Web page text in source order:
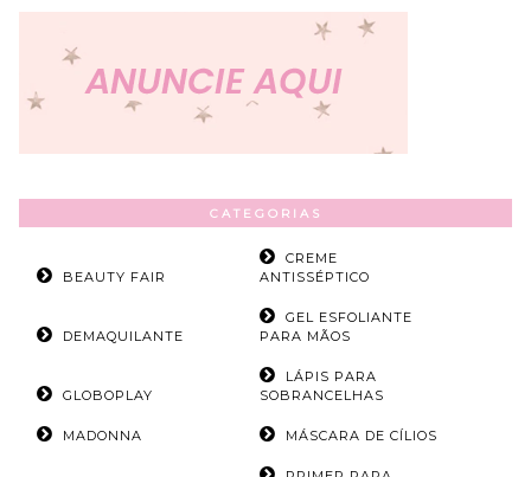
CATEGORIAS
BEAUTY FAIR
CREME
ANTISSÉPTICO
DEMAQUILANTE
GEL ESFOLIANTE
PARA MÃOS
GLOBOPLAY
LÁPIS PARA
SOBRANCELHAS
MADONNA MÁSCARA DE CÍLIOS